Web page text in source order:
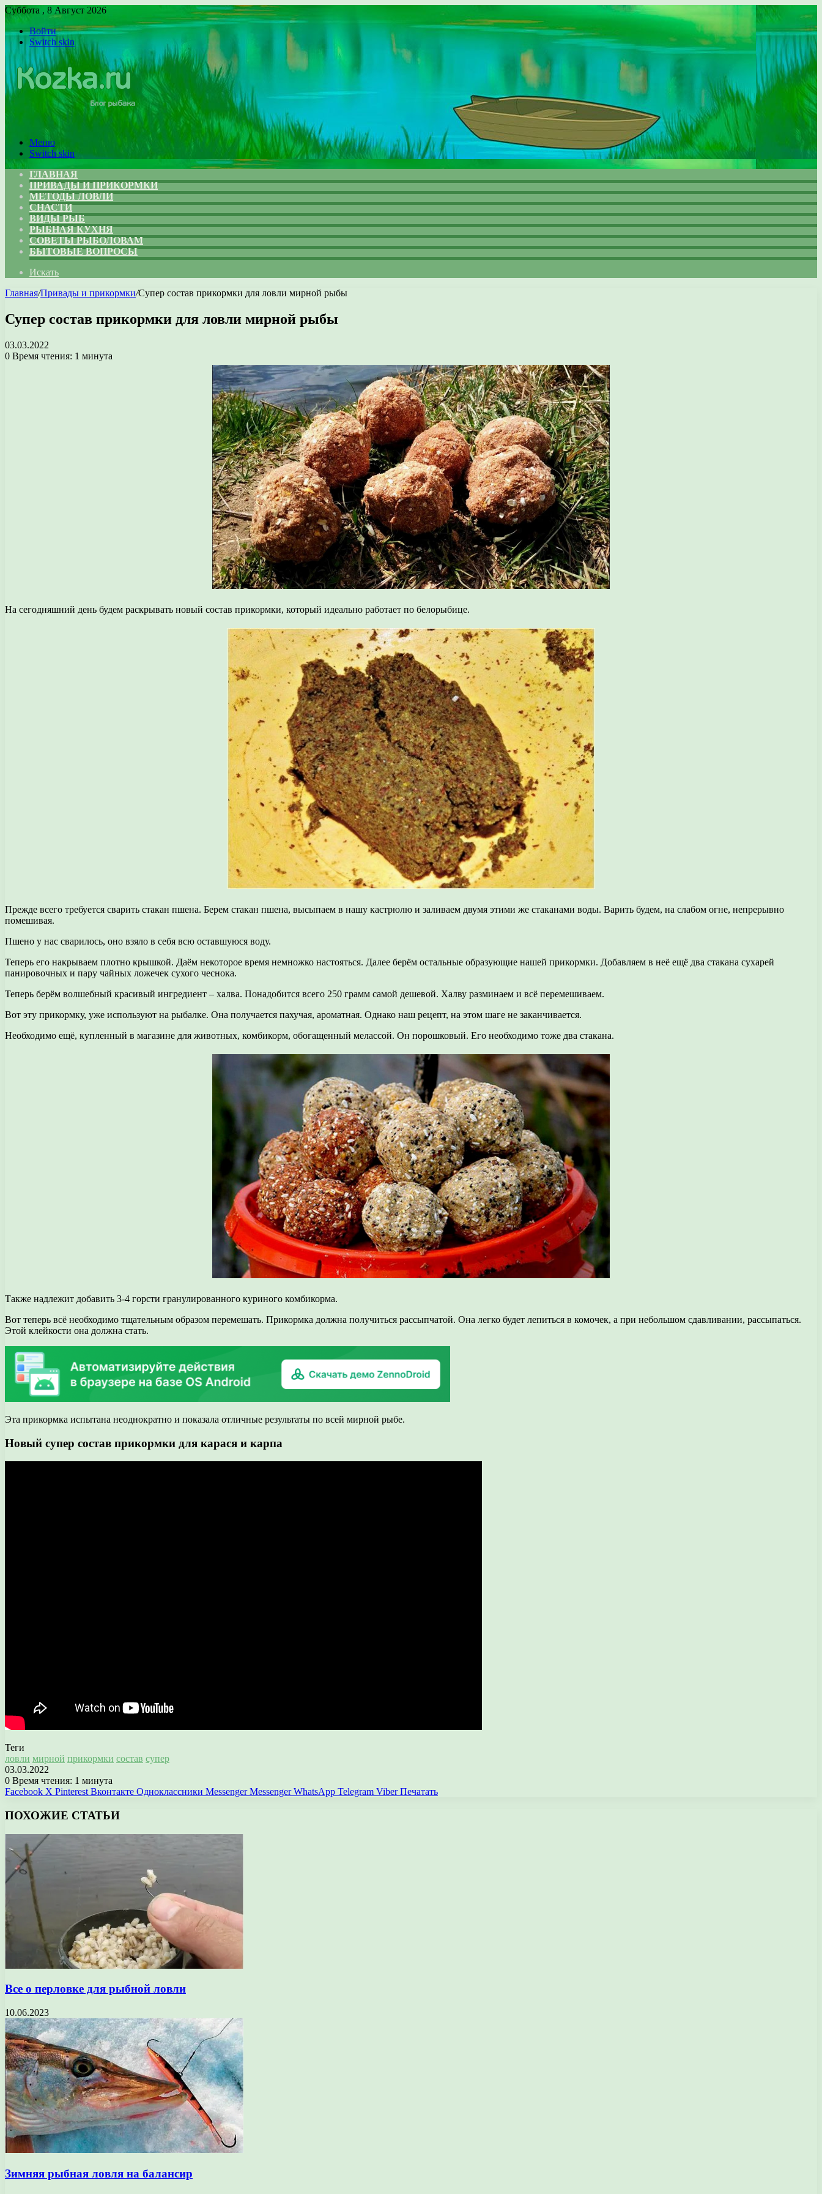
Суббота , 8 Август 2026
Войти
Switch skin
Меню
Switch skin
ГЛАВНАЯ
ПРИВАДЫ И ПРИКОРМКИ
МЕТОДЫ ЛОВЛИ
СНАСТИ
ВИДЫ РЫБ
РЫБНАЯ КУХНЯ
СОВЕТЫ РЫБОЛОВАМ
БЫТОВЫЕ ВОПРОСЫ
Искать
Главная/Привады и прикормки/Супер состав прикормки для ловли мирной рыбы
Супер состав прикормки для ловли мирной рыбы
03.03.2022
0 Время чтения: 1 минута
На сегодняшний день будем раскрывать новый состав прикормки, который идеально работает по белорыбице.
Прежде всего требуется сварить стакан пшена. Берем стакан пшена, высыпаем в нашу кастрюлю и заливаем двумя этими же стаканами воды. Варить будем, на слабом огне, непрерывно
помешивая.
Пшено у нас сварилось, оно взяло в себя всю оставшуюся воду.
Теперь его накрываем плотно крышкой. Даём некоторое время немножко настояться. Далее берём остальные образующие нашей прикормки. Добавляем в неё ещё два стакана сухарей
панировочных и пару чайных ложечек сухого чеснока.
Теперь берём волшебный красивый ингредиент – халва. Понадобится всего 250 грамм самой дешевой. Халву разминаем и всё перемешиваем.
Вот эту прикормку, уже используют на рыбалке. Она получается пахучая, ароматная. Однако наш рецепт, на этом шаге не заканчивается.
Необходимо ещё, купленный в магазине для животных, комбикорм, обогащенный мелассой. Он порошковый. Его необходимо тоже два стакана.
Также надлежит добавить 3-4 горсти гранулированного куриного комбикорма.
Вот теперь всё необходимо тщательным образом перемешать. Прикормка должна получиться рассыпчатой. Она легко будет лепиться в комочек, а при небольшом сдавливании, рассыпаться.
Этой клейкости она должна стать.
Эта прикормка испытана неоднократно и показала отличные результаты по всей мирной рыбе.
Новый супер состав прикормки для карася и карпа
Теги
ловли мирной прикормки состав супер
03.03.2022
0 Время чтения: 1 минута
Facebook X Pinterest Вконтакте Одноклассники Messenger Messenger WhatsApp Telegram Viber Печатать
ПОХОЖИЕ СТАТЬИ
Все о перловке для рыбной ловли
10.06.2023
Зимняя рыбная ловля на балансир